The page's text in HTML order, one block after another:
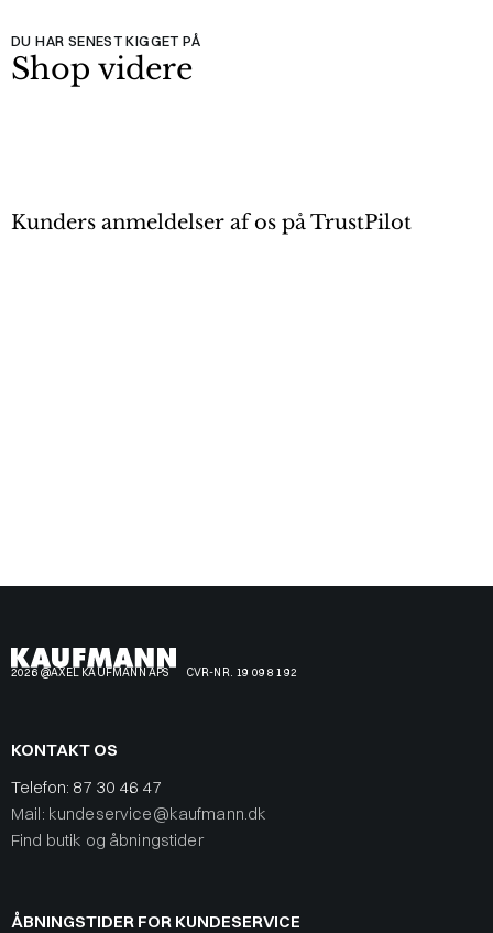
DU HAR SENEST KIGGET PÅ
Shop videre
Kunders anmeldelser af os på TrustPilot
2026 @AXEL KAUFMANN APS CVR-NR. 19 09 81 92
KONTAKT OS
Telefon: 87 30 46 47
Mail: kundeservice@kaufmann.dk
Find butik og åbningstider
ÅBNINGSTIDER FOR KUNDESERVICE